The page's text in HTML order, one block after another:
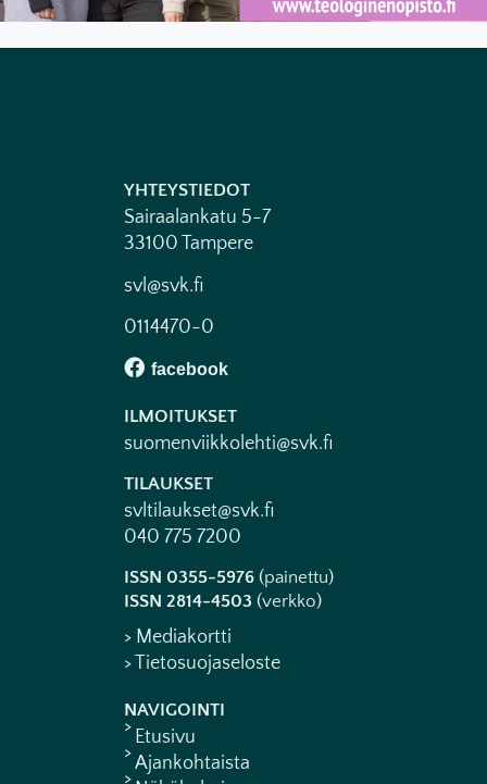
YHTEYSTIEDOT
Sairaalankatu 5-7
33100 Tampere
svl@svk.fi
0114470-0
ILMOITUKSET
suomenviikkolehti@svk.fi
TILAUKSET
svltilaukset@svk.fi
040 775 7200
ISSN 0355-5976 (painettu)
ISSN 2814-4503 (verkko)
> Mediakortti
> Tietosuojaseloste
NAVIGOINTI
Etusivu
Ajankohtaista